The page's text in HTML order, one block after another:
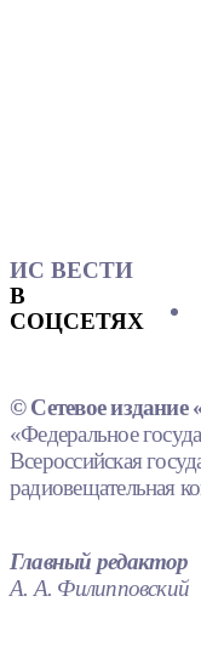
ИС ВЕСТИ
В
СОЦСЕТЯХ
© Сетевое издание
«Федеральное
Всероссийская
радиовещательная
Главный редактор
А. А. Филипповский